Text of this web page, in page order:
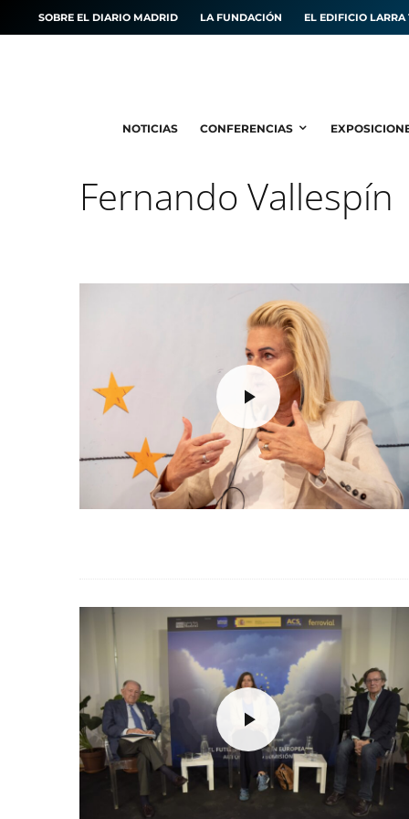
SOBRE EL DIARIO MADRID LA FUNDACIÓN EL EDIFICIO LARRA
NOTICIAS CONFERENCIAS
Fernando Vallespín